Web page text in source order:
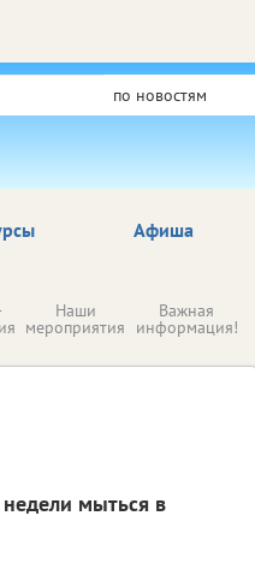
по новостям
Афиша
Наши
мероприятия
Важная
информация!
мыться в